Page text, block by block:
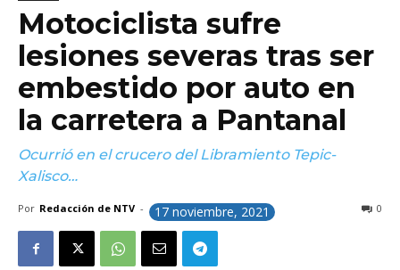
Motociclista sufre
lesiones severas tras ser
embestido por auto en
la carretera a Pantanal
Ocurrió en el crucero del Libramiento Tepic-
Xalisco…
Por Redacción de NTV - 17 noviembre, 2021 0